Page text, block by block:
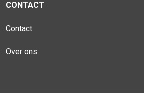
CONTACT
Contact
Over ons